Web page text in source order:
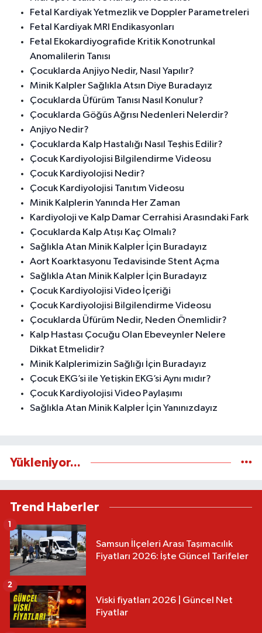
Fetal Kardiyak Yetmezlik ve Doppler Parametreleri
Fetal Kardiyak MRI Endikasyonları
Fetal Ekokardiyografide Kritik Konotrunkal
Anomalilerin Tanısı
Çocuklarda Anjiyo Nedir, Nasıl Yapılır?
Minik Kalpler Sağlıkla Atsın Diye Buradayız
Çocuklarda Üfürüm Tanısı Nasıl Konulur?
Çocuklarda Göğüs Ağrısı Nedenleri Nelerdir?
Anjiyo Nedir?
Çocuklarda Kalp Hastalığı Nasıl Teşhis Edilir?
Çocuk Kardiyolojisi Bilgilendirme Videosu
Çocuk Kardiyolojisi Nedir?
Çocuk Kardiyolojisi Tanıtım Videosu
Minik Kalplerin Yanında Her Zaman
Kardiyoloji ve Kalp Damar Cerrahisi Arasındaki Fark
Çocuklarda Kalp Atışı Kaç Olmalı?
Sağlıkla Atan Minik Kalpler İçin Buradayız
Aort Koarktasyonu Tedavisinde Stent Açma
Sağlıkla Atan Minik Kalpler İçin Buradayız
Çocuk Kardiyolojisi Video İçeriği
Çocuk Kardiyolojisi Bilgilendirme Videosu
Çocuklarda Üfürüm Nedir, Neden Önemlidir?
Kalp Hastası Çocuğu Olan Ebeveynler Nelere
Dikkat Etmelidir?
Minik Kalplerimizin Sağlığı İçin Buradayız
Çocuk EKG’si ile Yetişkin EKG’si Aynı mıdır?
Çocuk Kardiyolojisi Video Paylaşımı
Sağlıkla Atan Minik Kalpler İçin Yanınızdayız
Yükleniyor...
Trend Haberler
Samsun İlçeleri Arası Taşımacılık
Fiyatları 2026: İşte Güncel Tarifeler
1
Viski fiyatları 2026 | Güncel Net
Fiyatlar
2